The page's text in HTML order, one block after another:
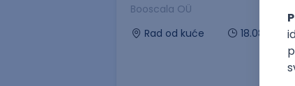
Booscala OÜ
Rad od kuće
18.08.2026